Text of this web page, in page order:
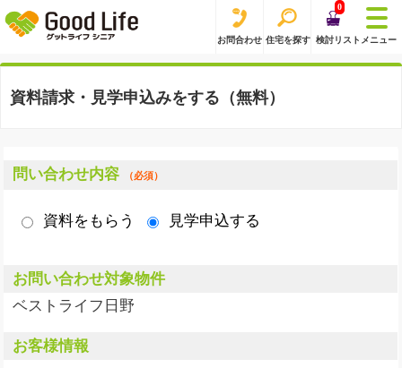
お問合わせ 住宅を探す
0
検討リスト メニュー
資料請求・見学申込みをする（無料）
問い合わせ内容 （必須）
資料をもらう 見学申込する
お問い合わせ対象物件
ベストライフ日野
お客様情報